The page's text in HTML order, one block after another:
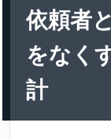
依頼者
をなく
計